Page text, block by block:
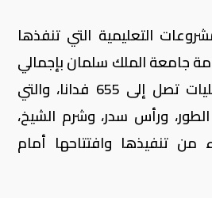
التعليمية التي تنفذها
جامعة الملك سلمان بإجمالي
مساحة مخصصة للكليات تصل إلى 655 فدانا، والتي
ورأس سدر، وشرم الشيخ،
من تنفيذها وافتتاحها أمام